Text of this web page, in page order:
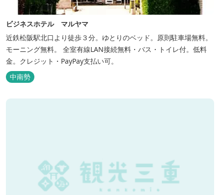
ビジネスホテル マルヤマ
近鉄松阪駅北口より徒歩３分。ゆとりのベッド。原則駐車場無料。
モーニング無料。 全室有線LAN接続無料・バス・トイレ付。低料
金。クレジット・PayPay支払い可。
中南勢